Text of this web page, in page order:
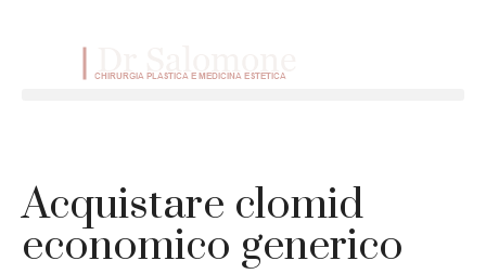
Acquistare clomid
economico generico